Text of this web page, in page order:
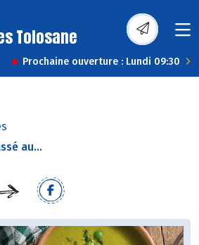
Tolosane
Prochaine ouverture : Lundi 09:30
au...